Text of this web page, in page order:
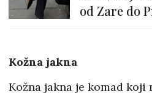
od Zare do
Kožna jakna
Kožna jakna je komad